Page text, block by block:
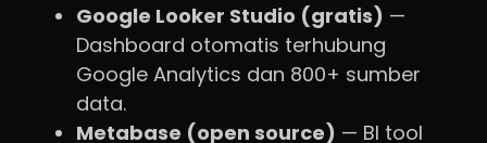
Google Looker Studio (gratis) —
Dashboard otomatis terhubung
Google Analytics dan 800+ sumber
data.
Metabase (open source) — BI tool